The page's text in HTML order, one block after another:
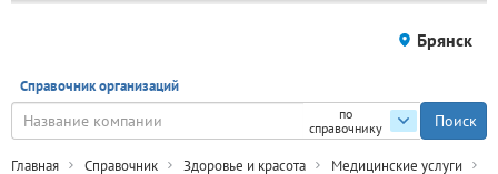
Брянск
Справочник организаций
по
справочнику
Главная Справочник Здоровье и красота
Медицинские услуги